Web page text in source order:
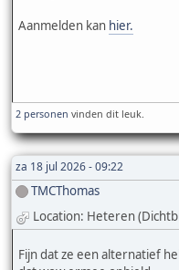
Aanmelden kan hier.
2 personen vinden dit leuk.
za 18 jul 2026 - 09:22
TMCThomas
Location: Heteren
Fijn dat ze een alternatief